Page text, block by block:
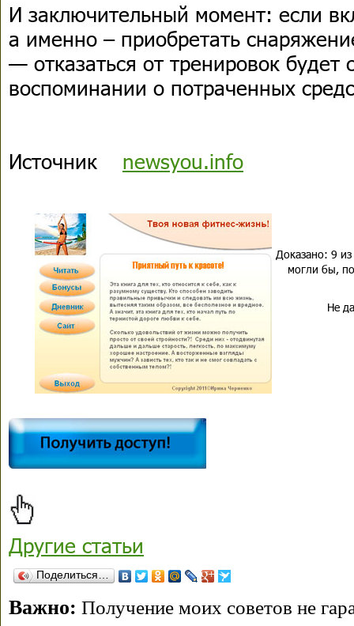
И заключительный момент: если
а именно – приобретать
— отказаться от тренировок будет
воспоминании о потраченных
Источник newsyou.info
Доказано: 9
могли бы,
Не
Другие статьи
Поделиться…
Важно: Получение моих советов не